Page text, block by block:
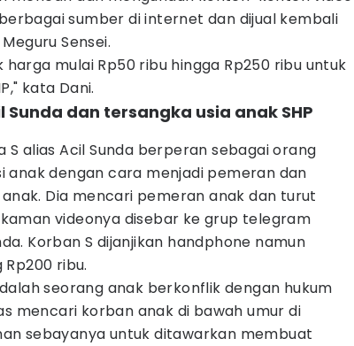
sumber di internet dan dijual kembali
Sensei.
mulai Rp50 ribu hingga Rp250 ribu untuk
kata Dani.
Sunda dan tersangka usia anak SHP
alias Acil Sunda berperan sebagai orang
anak dengan cara menjadi pemeran dan
Dia mencari pemeran anak dan turut
videonya disebar ke grup telegram
Korban S dijanjikan handphone namun
ribu.
seorang anak berkonflik dengan hukum
mencari korban anak di bawah umur di
sebayanya untuk ditawarkan membuat